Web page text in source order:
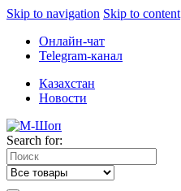
Skip to navigation Skip to content
Онлайн-чат
Telegram-канал
Казахстан
Новости
Search for: